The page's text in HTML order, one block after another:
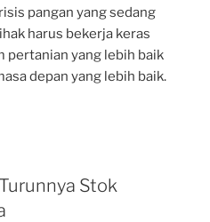
pangan yang sedang
harus bekerja keras
pertanian yang lebih baik
depan yang lebih baik.
Stok